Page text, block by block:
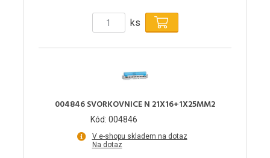
ks
004846 SVORKOVNICE N 21X16+1X25MM2
Kód: 004846
V e-shopu skladem na dotaz
Na dotaz